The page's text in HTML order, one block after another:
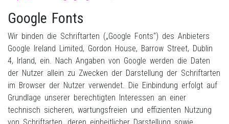
Google Fonts
Wir binden die Schriftarten („Google Fonts“) des Anbieters
Google Ireland Limited, Gordon House, Barrow Street, Dublin
4, Irland, ein. Nach Angaben von Google werden die Daten
der Nutzer allein zu Zwecken der Darstellung der Schriftarten
im Browser der Nutzer verwendet. Die Einbindung erfolgt auf
Grundlage unserer berechtigten Interessen an einer
technisch sicheren, wartungsfreien und effizienten Nutzung